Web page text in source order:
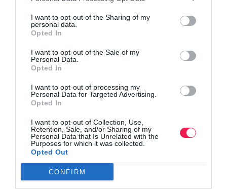
I want to opt-out of the Sharing of my
personal data.
Opted In
I want to opt-out of the Sale of my
Personal Data.
Opted In
I want to opt-out of processing my
Personal Data for Targeted Advertising.
Opted In
I want to opt-out of Collection, Use,
Retention, Sale, and/or Sharing of my
Personal Data that Is Unrelated with the
Purposes for which it was collected.
Opted Out
CONFIRM